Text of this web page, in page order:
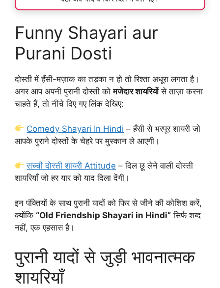
Funny Shayari aur
Purani Dosti
दोस्ती में हँसी-मज़ाक का तड़का न हो तो रिश्ता अधूरा लगता है।
अगर आप अपनी पुरानी दोस्ती कोमजेदार शायरियोंसे ताज़ा करना
चाहते हैं, तो नीचे दिए गए लिंक देखिए:
Comedy Shayari In Hindi – हँसी से भरपूर शायरी जो
आपके पुराने दोस्तों के चेहरे पर मुस्कान ले आएगी।
सच्ची दोस्ती शायरी Attitude – दिल छू लेने वाली दोस्ती
शायरियाँ जो हर यार को याद दिला देंगी।
इन पंक्तियों के साथ पुरानी यादों को फिर से जीने की कोशिश करें,
क्योंकि “Old Friendship Shayari in Hindi” सिर्फ शब्द
नहीं, एक एहसास है।
पुरानी यादों से जुड़ी भावनात्मक
शायरियाँ